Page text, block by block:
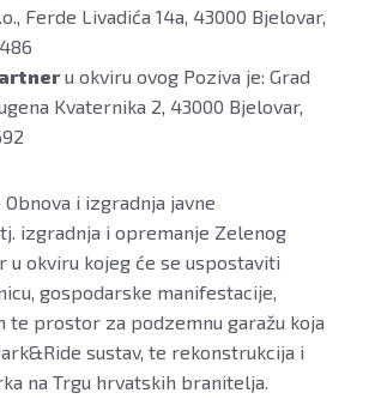
Ferde Livadića 14a, 43000 Bjelovar,
u okviru ovog Poziva je: Grad
Kvaternika 2, 43000 Bjelovar,
i izgradnja javne
izgradnja i opremanje Zelenog
u okviru kojeg će se uspostaviti
gospodarske manifestacije,
te prostor za podzemnu garažu koja
sustav, te rekonstrukcija i
na Trgu hrvatskih branitelja.